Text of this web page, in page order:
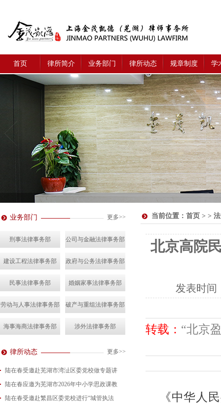
首页 律所简介 业务部门 律所动态 规章制度 学
业务部门 更多>>
刑事法律事务部 公司与金融法律事务部
建设工程法律事务部 政府与公务法律事务部
民事法律事务部 婚姻家事法律事务部
劳动与人事法律事务部 破产与重组法律事务部
海事海商法律事务部 涉外法律事务部
律所动态 更多>>
陆在春受邀赴芜湖市湾沚区委党校做专题讲
2026-08-04
陆在春应邀为芜湖市2026年中小学思政课教
2026-07-24
陆在春受邀赴繁昌区委党校进行“城管执法
当前位置： 首页 > >
北京高院
发表时间
转载： “北京
《中华人